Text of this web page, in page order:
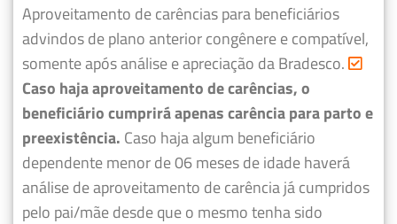
Aproveitamento de carências para beneficiários
advindos de plano anterior congênere e compatível,
somente após análise e apreciação da Bradesco.
Caso haja aproveitamento de carências, o
beneficiário cumprirá apenas carência para parto e
preexistência. Caso haja algum beneficiário
dependente menor de 06 meses de idade haverá
análise de aproveitamento de carência já cumpridos
pelo pai/mãe desde que o mesmo tenha sido